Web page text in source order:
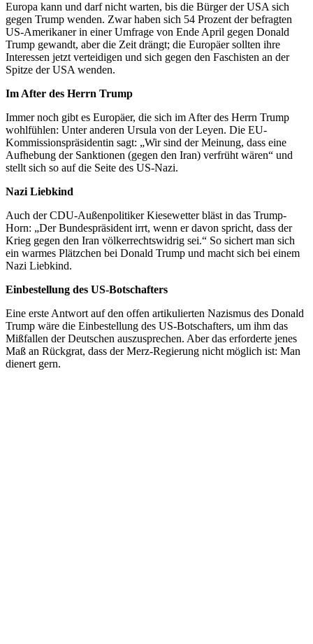
Europa kann und darf nicht warten, bis die Bürger der USA sich
gegen Trump wenden. Zwar haben sich 54 Prozent der befragten
US-Amerikaner in einer Umfrage von Ende April gegen Donald
Trump gewandt, aber die Zeit drängt; die Europäer sollten ihre
Interessen jetzt verteidigen und sich gegen den Faschisten an der
Spitze der USA wenden.
Im After des Herrn Trump
Immer noch gibt es Europäer, die sich im After des Herrn Trump
wohlfühlen: Unter anderen Ursula von der Leyen. Die EU-
Kommissionspräsidentin sagt: „Wir sind der Meinung, dass eine
Aufhebung der Sanktionen (gegen den Iran) verfrüht wären“ und
stellt sich so auf die Seite des US-Nazi.
Nazi Liebkind
Auch der CDU-Außenpolitiker Kiesewetter bläst in das Trump-
Horn: „Der Bundespräsident irrt, wenn er davon spricht, dass der
Krieg gegen den Iran völkerrechtswidrig sei.“ So sichert man sich
ein warmes Plätzchen bei Donald Trump und macht sich bei einem
Nazi Liebkind.
Einbestellung des US-Botschafters
Eine erste Antwort auf den offen artikulierten Nazismus des Donald
Trump wäre die Einbestellung des US-Botschafters, um ihm das
Mißfallen der Deutschen auszusprechen. Aber das erforderte jenes
Maß an Rückgrat, dass der Merz-Regierung nicht möglich ist: Man
dienert gern.